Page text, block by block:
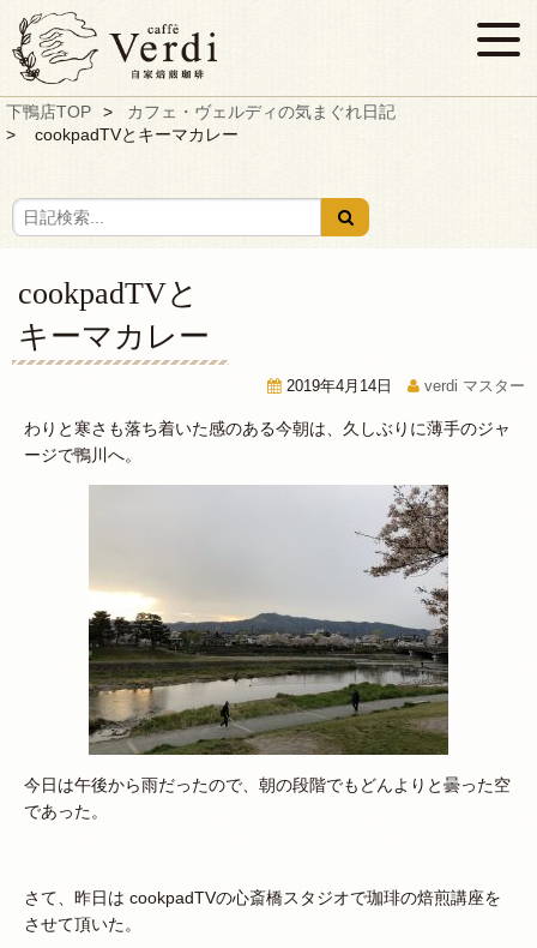
下鴨店TOP
カフェ・ヴェルディの気まぐれ日記
cookpadTVとキーマカレー
cookpadTVと
キーマカレー
2019年4月14日 verdi マスター
わりと寒さも落ち着いた感のある今朝は、久しぶりに薄手のジャ
ージで鴨川へ。
今日は午後から雨だったので、朝の段階でもどんよりと曇った空
であった。
さて、昨日は cookpadTVの心斎橋スタジオで珈琲の焙煎講座を
させて頂いた。